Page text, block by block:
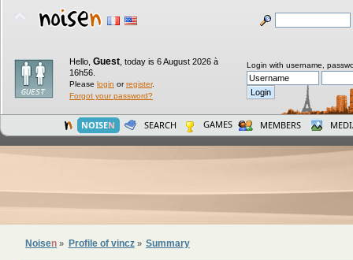
Hello, Guest today is 6 August 2026 à
16h56.
Please login orregister.
Forgot your password?
Login with username,
NOISEN SEARCH GAMES MEMBERS
Noisen » Profile of vincz» Summary